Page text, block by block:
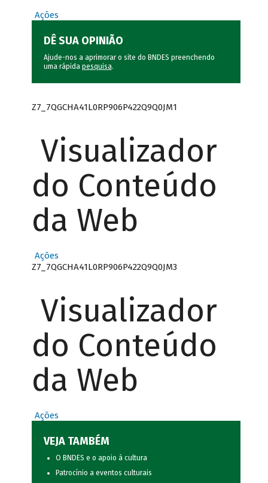
Ações
DÊ SUA OPINIÃO
Ajude-nos a aprimorar o site do BNDES preenchendo
uma rápida pesquisa.
Z7_7QGCHA41L0RP906P422Q9Q0JM1
Visualizador
do Conteúdo
da Web
Ações
Z7_7QGCHA41L0RP906P422Q9Q0JM3
Visualizador
do Conteúdo
da Web
Ações
VEJA TAMBÉM
O BNDES e o apoio à cultura
Patrocínio a eventos culturais